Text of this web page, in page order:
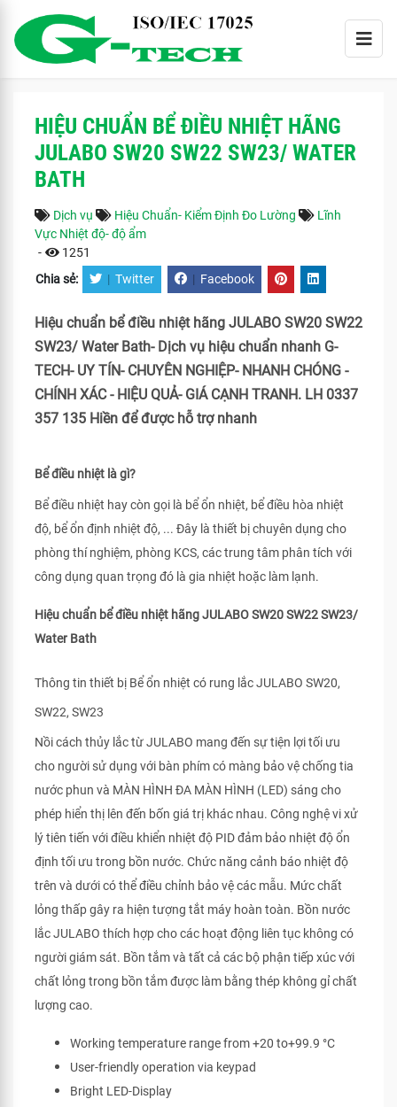
HIỆU CHUẨN BỂ ĐIỀU NHIỆT HÃNG
JULABO SW20 SW22 SW23/ WATER
BATH
Dịch vụ Hiệu Chuẩn- Kiểm Định Đo Lường
Lĩnh
Vực Nhiệt độ- độ ẩm
-
1251
Chia sẻ: | Twitter | Facebook
Hiệu chuẩn bể điều nhiệt hãng JULABO SW20 SW22
SW23/ Water Bath- Dịch vụ hiệu chuẩn nhanh G-
TECH- UY TÍN- CHUYÊN NGHIỆP- NHANH CHÓNG -
CHÍNH XÁC - HIỆU QUẢ- GIÁ CẠNH TRANH. LH 0337
357 135 Hiền để được hỗ trợ nhanh
Bể điều nhiệt là gì?
Bể điều nhiệt hay còn gọi là bể ổn nhiệt, bể điều hòa nhiệt
độ, bể ổn định nhiệt độ, ... Đây là thiết bị chuyên dụng cho
phòng thí nghiệm, phòng KCS, các trung tâm phân tích với
công dụng quan trọng đó là gia nhiệt hoặc làm lạnh.
Hiệu chuẩn bể điều nhiệt hãng JULABO SW20 SW22 SW23/
Water Bath
Thông tin thiết bị Bể ổn nhiệt có rung lắc JULABO SW20,
SW22, SW23
Nồi cách thủy lắc từ JULABO mang đến sự tiện lợi tối ưu
cho người sử dụng với bàn phím có màng bảo vệ chống tia
nước phun và MÀN HÌNH ĐA MÀN HÌNH (LED) sáng cho
phép hiển thị lên đến bốn giá trị khác nhau. Công nghệ vi xử
lý tiên tiến với điều khiển nhiệt độ PID đảm bảo nhiệt độ ổn
định tối ưu trong bồn nước. Chức năng cảnh báo nhiệt độ
trên và dưới có thể điều chỉnh bảo vệ các mẫu. Mức chất
lỏng thấp gây ra hiện tượng tắt máy hoàn toàn. Bồn nước
lắc JULABO thích hợp cho các hoạt động liên tục không có
người giám sát. Bồn tắm và tất cả các bộ phận tiếp xúc với
chất lỏng trong bồn tắm được làm bằng thép không gỉ chất
lượng cao.
Working temperature range from +20 to+99.9 °C
User-friendly operation via keypad
Bright LED-Display